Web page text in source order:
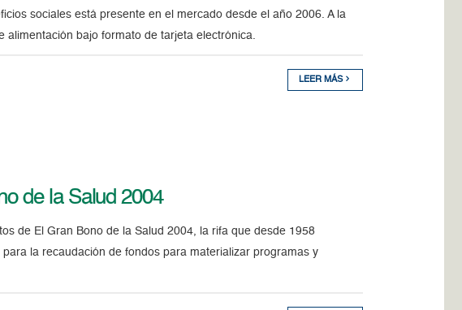
sociales está presente en el mercado desde el año 2006. A la
alimentación bajo formato de tarjeta electrónica.
LEER MÁS
de la Salud 2004
de El Gran Bono de la Salud 2004, la rifa que desde 1958
la recaudación de fondos para materializar programas y